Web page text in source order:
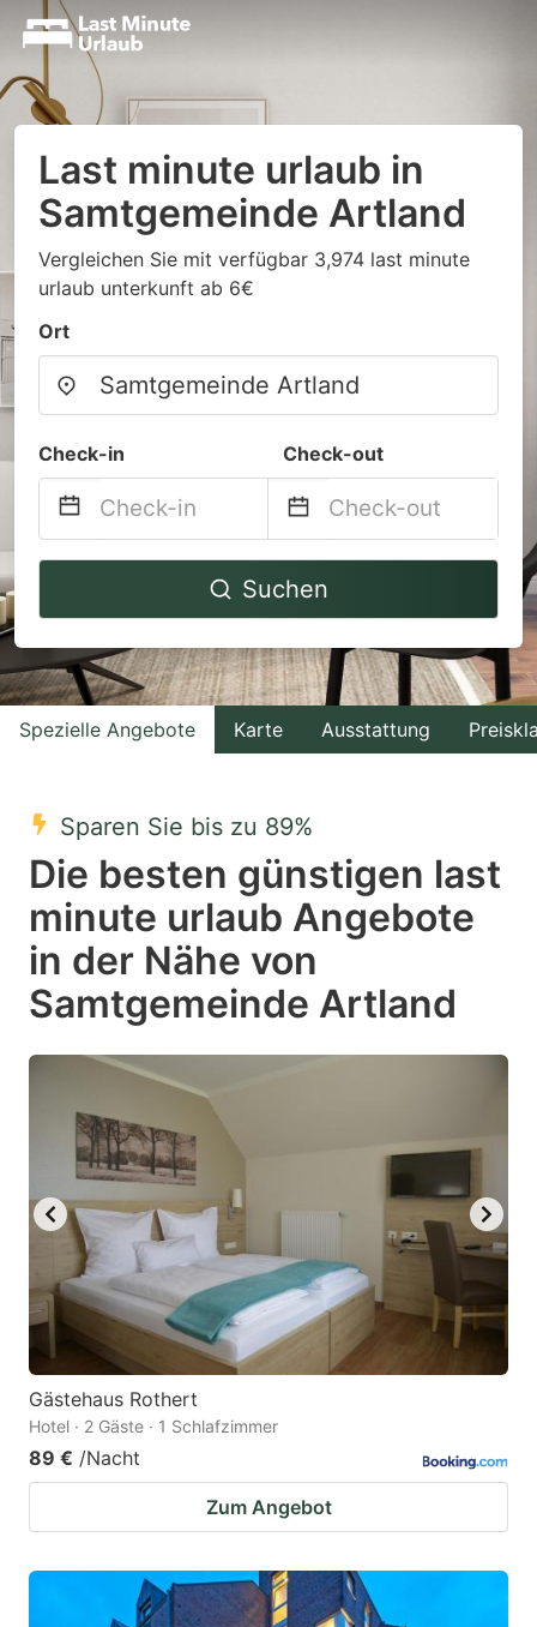
Last minute urlaub in
Samtgemeinde Artland
Vergleichen Sie mit verfügbar 3,974 last minute
urlaub unterkunft ab 6€
Ort
Check-in Check-out
Navigate
to
interact
with
the
select
a
date.
Press
the
question
mark
to
get
the
keyboard
shortcuts
for
changing
dates.
Navigate
to
interact
with
the
a
date.
the
question
mark
keyboard
shortcuts
for
changing
dates.
Suchen
Spezielle Angebote Karte Ausstattung
Sparen Sie bis zu 89%
Die besten günstigen last
minute urlaub Angebote
in der Nähe von
Samtgemeinde Artland
Gästehaus Rothert
Hotel · 2 Gäste · 1 Schlafzimmer
89 € /Nacht
Zum Angebot